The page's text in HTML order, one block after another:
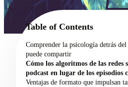
Casos de uso
Precios
Acerca de
Table of Contents
Comprender la psicología detrás
puede compartir
Cómo los algoritmos de las redes
podcast en lugar de los episodios
Ventajas de formato que impulsan